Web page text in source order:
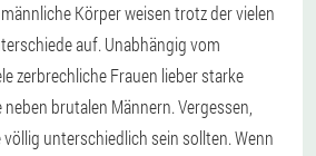
Körper weisen trotz der vielen
auf. Unabhängig vom
zerbrechliche Frauen lieber starke
brutalen Männern. Vergessen,
unterschiedlich sein sollten. Wenn